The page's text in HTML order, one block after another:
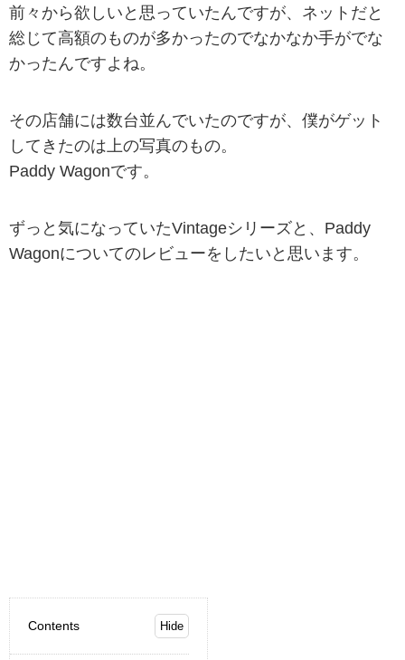
前々から欲しいと思っていたんですが、ネットだと
総じて高額のものが多かったのでなかなか手がでな
かったんですよね。
その店舗には数台並んでいたのですが、僕がゲット
してきたのは上の写真のもの。
Paddy Wagonです。
ずっと気になっていたVintageシリーズと、Paddy
Wagonについてのレビューをしたいと思います。
Contents